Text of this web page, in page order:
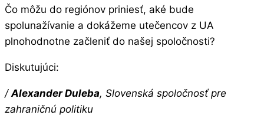
Čo môžu do regiónov priniesť, aké bude
spolunažívanie a dokážeme utečencov z UA
plnohodnotne začleniť do našej spoločnosti?
Diskutujúci:
/ Alexander Duleba, Slovenská spoločnosť pre
zahraničnú politiku